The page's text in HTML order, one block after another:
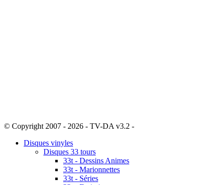
© Copyright 2007 - 2026 - TV-DA v3.2 -
Disques vinyles
Disques 33 tours
33t - Dessins Animes
33t - Marionnettes
33t - Séries